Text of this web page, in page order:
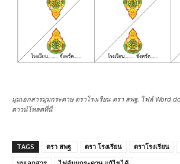
มุมเอกสารมุมกระดาษ ตราโรงเรียน ตรา สพฐ. ไฟล์ Word
ดาวน์โหลดที่นี่
TAGS ตรา สพฐ. ตรา โรงเรียน ตราโรงเรียน